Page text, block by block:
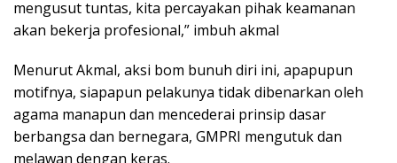
mengusut tuntas, kita percayakan pihak keamanan
akan bekerja profesional,” imbuh akmal
Menurut Akmal, aksi bom bunuh diri ini, apapupun
motifnya, siapapun pelakunya tidak dibenarkan oleh
agama manapun dan mencederai prinsip dasar
berbangsa dan bernegara, GMPRI mengutuk dan
melawan dengan keras.